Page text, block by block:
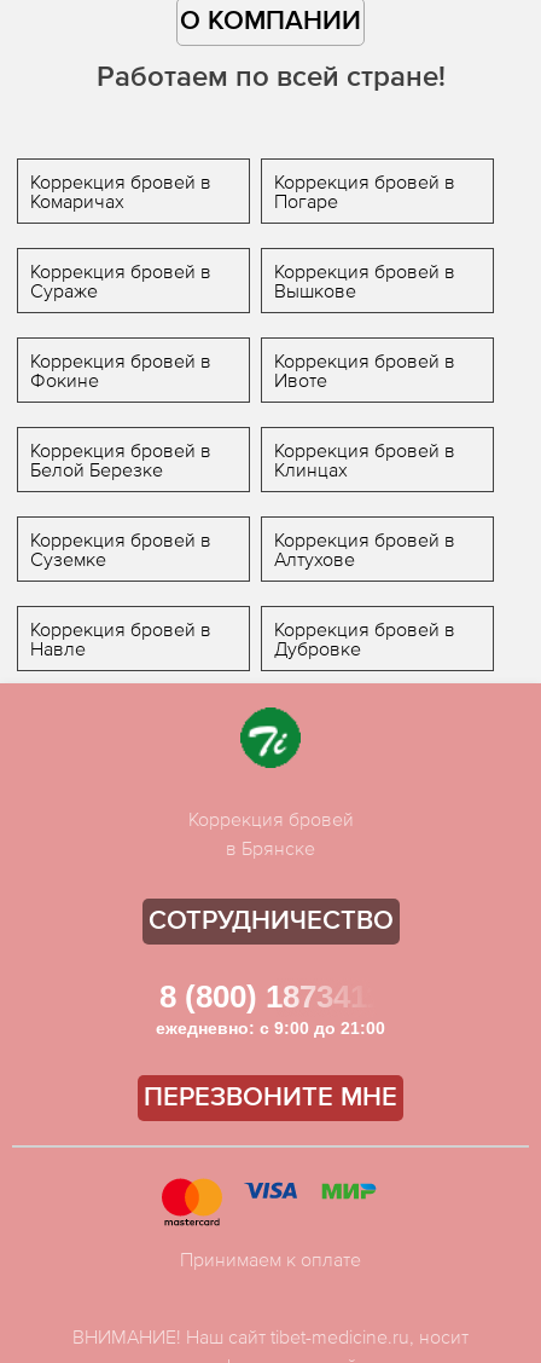
О КОМПАНИИ
Работаем по всей стране!
Коррекция бровей в
Комаричах
Коррекция бровей в
Погаре
Коррекция бровей в
Сураже
Коррекция бровей в
Вышкове
Коррекция бровей в
Фокине
Коррекция бровей в
Ивоте
Коррекция бровей в
Белой Березке
Коррекция бровей в
Клинцах
Коррекция бровей в
Суземке
Коррекция бровей в
Алтухове
Коррекция бровей в
Навле
Коррекция бровей в
Дубровке
Коррекция бровей
в Брянске
СОТРУДНИЧЕСТВО
8 (800) 1873411
ежедневно: с 9:00 до 21:00
ПЕРЕЗВОНИТЕ МНЕ
ВНИМАНИЕ! Наш сайт tibet-medicine.ru, носит
Принимаем к оплате